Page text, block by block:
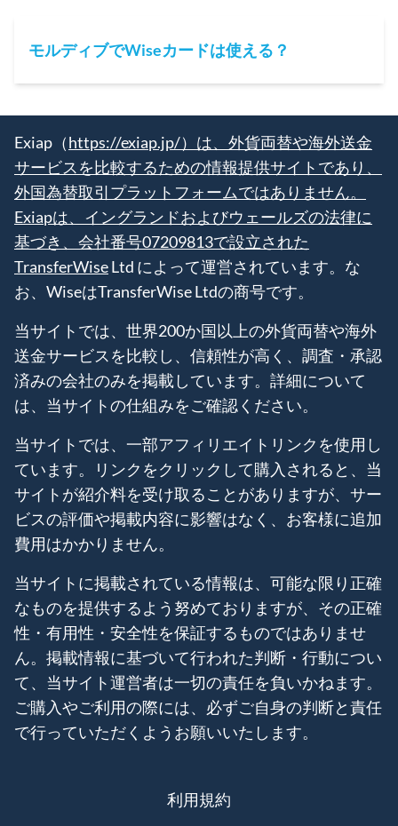
モルディブでWiseカードは使える？
Exiap（https://exiap.jp/）は、外貨両替や海外送金
サービスを比較するための情報提供サイトであり、
外国為替取引プラットフォームではありません。
Exiapは、イングランドおよびウェールズの法律に
基づき、会社番号07209813で設立された
TransferWiseLtd によって運営されています。な
お、WiseはTransferWise Ltdの商号です。
当サイトでは、世界200か国以上の外貨両替や海外
送金サービスを比較し、信頼性が高く、調査・承認
済みの会社のみを掲載しています。詳細について
は、当サイトの仕組みをご確認ください。
当サイトでは、一部アフィリエイトリンクを使用し
ています。リンクをクリックして購入されると、当
サイトが紹介料を受け取ることがありますが、サー
ビスの評価や掲載内容に影響はなく、お客様に追加
費用はかかりません。
当サイトに掲載されている情報は、可能な限り正確
なものを提供するよう努めておりますが、その正確
性・有用性・安全性を保証するものではありませ
ん。掲載情報に基づいて行われた判断・行動につい
て、当サイト運営者は一切の責任を負いかねます。
ご購入やご利用の際には、必ずご自身の判断と責任
で行っていただくようお願いいたします。
利用規約